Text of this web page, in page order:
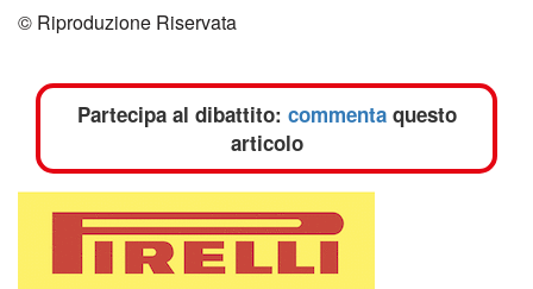
© Riproduzione Riservata
Partecipa al dibattito: commentaquesto
articolo